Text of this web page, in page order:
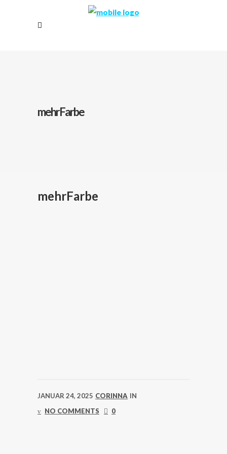
mehrFarbe
mehrFarbe
JANUAR 24, 2025 CORINNA IN
NO COMMENTS
0